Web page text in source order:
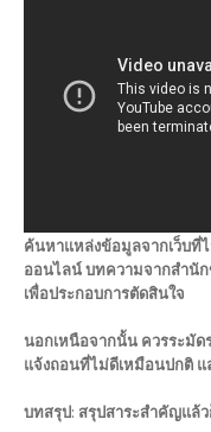
ค้นหาแหล่งข้อมูลจากเว็บที่
ออนไลน์ บทความจากสำนัก
เพื่อประกอบการตัดสินใจ
นอกเหนือจากนั้น ควรระมัด
แจ้งถอนที่ไม่ดีเหมือนปกติ
บทสรุป: สรุปสาระสำคัญแล้